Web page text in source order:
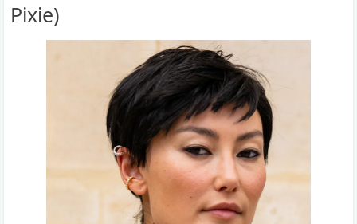
Pixie)